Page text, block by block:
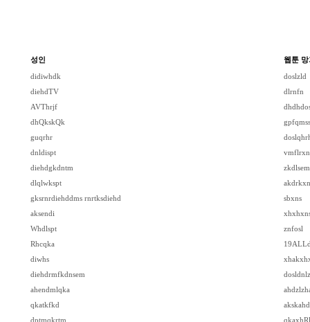
성인
didiwhdk
diehdTV
AVThrjf
dhQkskQk
guqrhr
dnldispt
diehdgkdntm
dlqlwkspt
gksrnrdiehddms rnrtksdiehd
aksendi
Whdlspt
Rhcqka
diwhs
diehdrmfkdnsem
ahendmlqka
qkatkfkd
dptmqkrtm
웹툰 망
doslzld
dlrnfn
sbxns
znfosl